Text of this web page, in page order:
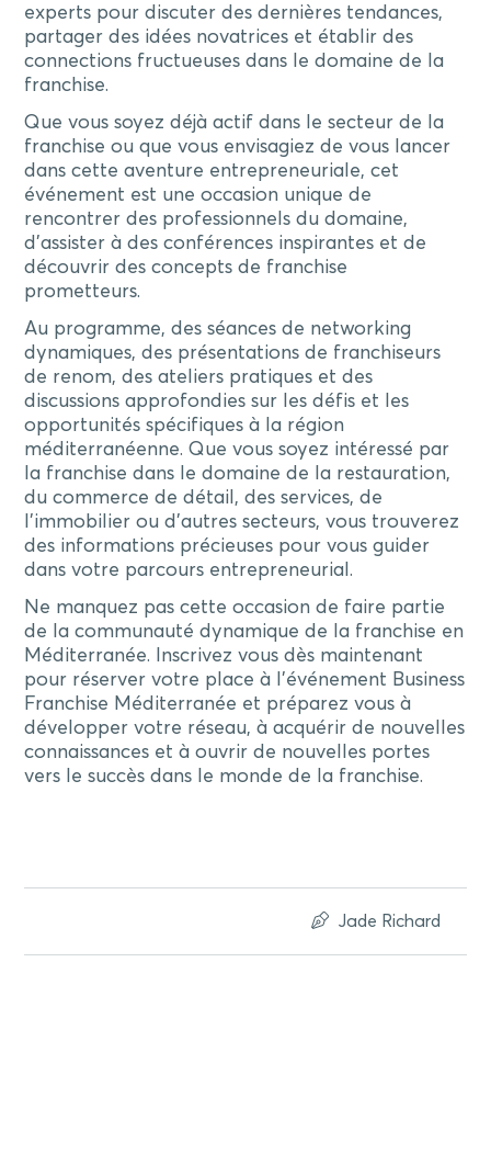
experts pour discuter des dernières tendances,
partager des idées novatrices et établir des
connections fructueuses dans le domaine de la
franchise.
Que vous soyez déjà actif dans le secteur de la
franchise ou que vous envisagiez de vous lancer
dans cette aventure entrepreneuriale, cet
événement est une occasion unique de
rencontrer des professionnels du domaine,
d’assister à des conférences inspirantes et de
découvrir des concepts de franchise
prometteurs.
Au programme, des séances de networking
dynamiques, des présentations de franchiseurs
de renom, des ateliers pratiques et des
discussions approfondies sur les défis et les
opportunités spécifiques à la région
méditerranéenne. Que vous soyez intéressé par
la franchise dans le domaine de la restauration,
du commerce de détail, des services, de
l’immobilier ou d’autres secteurs, vous trouverez
des informations précieuses pour vous guider
dans votre parcours entrepreneurial.
Ne manquez pas cette occasion de faire partie
de la communauté dynamique de la franchise en
Méditerranée. Inscrivez vous dès maintenant
pour réserver votre place à l’événement Business
Franchise Méditerranée et préparez vous à
développer votre réseau, à acquérir de nouvelles
connaissances et à ouvrir de nouvelles portes
vers le succès dans le monde de la franchise.
Jade Richard